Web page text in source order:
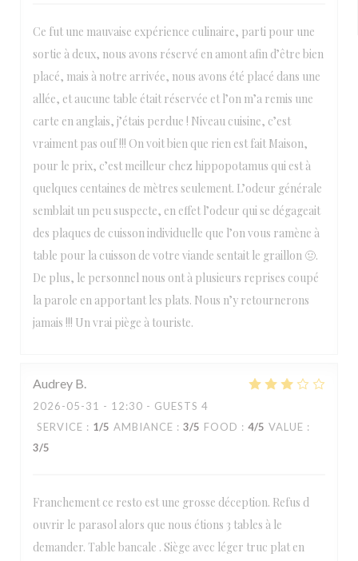
Ce fut une mauvaise expérience culinaire, parti pour une
sortie à deux, nous avons réservé en amont afin d’être bien
placé, mais à notre arrivée, nous avons été placé dans une
allée, et aucune table était réservée et l’on m’a remis une
carte en anglais, j’étais perdue ! Niveau cuisine, c’est
vraiment pas ouf !!! On voit bien que rien est fait Maison,
pour le prix, c’est meilleur chez hippopotamus qui est à
quelques centaines de mètres seulement. L’odeur générale
semblait un peu suspecte, en effet l’odeur qui se dégageait
des plaques de cuisson individuelle que l’on vous ramène à
table pour la cuisson de votre viande sentait le graillon 🤢.
De plus, le personnel nous ont à plusieurs reprises coupé
la parole en apportant les plats. Nous n’y retournerons
jamais !!! Un vrai piège à touriste.
Audrey B
2026-05-31 - 12:30 - GUESTS 4
SERVICE : 1/5 AMBIANCE : 3/5 FOOD : 4/5 VALUE :
3/5
Franchement ce resto est une grosse déception. Refus d
ouvrir le parasol alors que nous étions 3 tables à le
demander. Table bancale . Siège avec léger truc plat en